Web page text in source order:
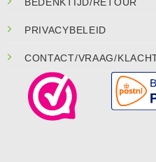
PRIVACYBELEID
CONTACT/VRAAG/